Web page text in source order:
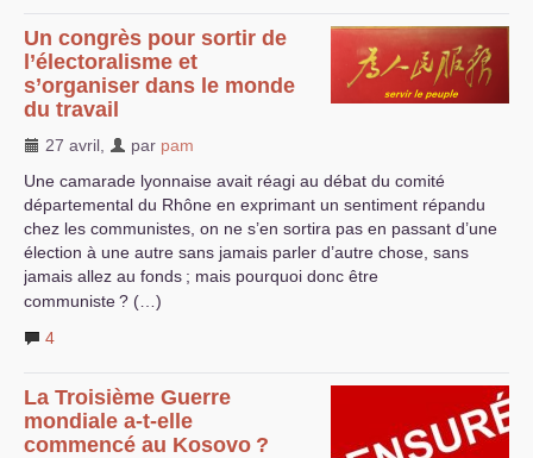
Un congrès pour sortir de
l’électoralisme et
s’organiser dans le monde
du travail
27 avril par pam
Une camarade lyonnaise avait réagi au débat du comité
départemental du Rhône en exprimant un sentiment répandu
chez les communistes, on ne s’en sortira pas en passant d’une
élection à une autre sans jamais parler d’autre chose, sans
jamais allez au fonds ; mais pourquoi donc être
communiste? (…)
4
La Troisième Guerre
mondiale a-t-elle
commencé au Kosovo ?